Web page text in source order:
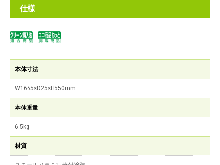
仕様
本体寸法
W1665×D25×H550mm
本体重量
6.5kg
材質